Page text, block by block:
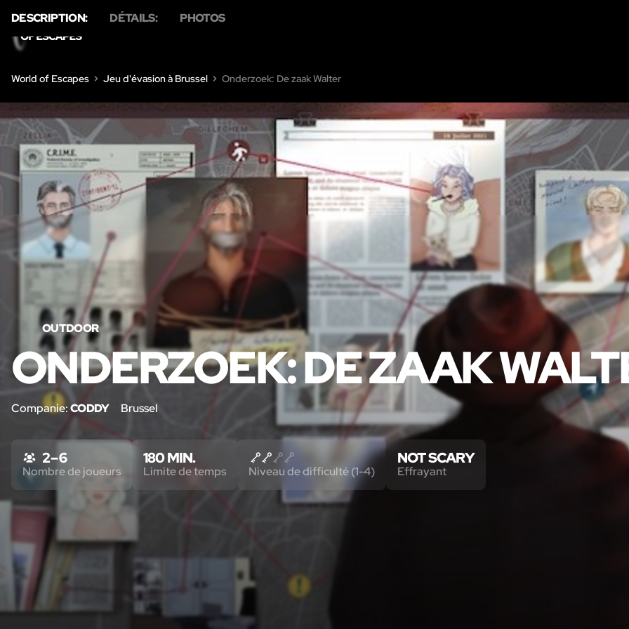
World of Escapes Jeu d'évasion à Brussel Onderzoek: De zaak Walter
OUTDOOR
ONDERZOEK: DE ZAAK
Companie:CODDY Brussel
DESCRIPTION: DÉTAILS: PHOTOS
2 – 6
Nombre de joueurs
180 MIN.
Limite de temps Niveau de difficulté (1-4)
NOT SCARY
Effrayant